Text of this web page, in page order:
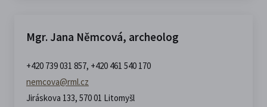
Mgr. Jana Němcová, archeolog
+420 739 031 857, +420 461 540 170
nemcova@rml.cz
Jiráskova 133, 570 01 Litomyšl